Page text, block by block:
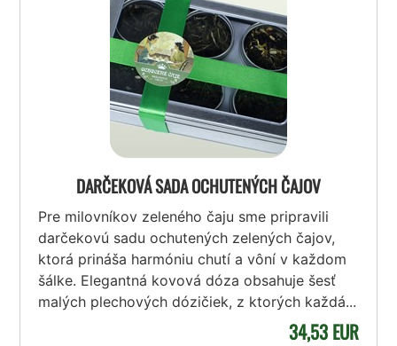
DARČEKOVÁ SADA OCHUTENÝCH ČAJOV
Pre milovníkov zeleného čaju sme pripravili
darčekovú sadu ochutených zelených čajov,
ktorá prináša harmóniu chutí a vôní v každom
šálke. Elegantná kovová dóza obsahuje šesť
malých plechových dózičiek, z ktorých každá...
34,53 EUR